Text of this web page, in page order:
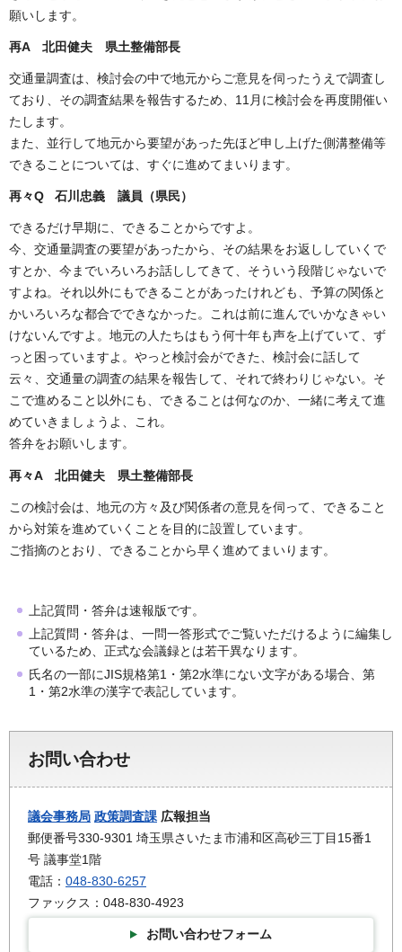
願いします。
再A 北田健夫 県土整備部長
交通量調査は、検討会の中で地元からご意見を伺ったうえで調査し
ており、その調査結果を報告するため、11月に検討会を再度開催い
たします。
また、並行して地元から要望があった先ほど申し上げた側溝整備等
できることについては、すぐに進めてまいります。
再々Q 石川忠義 議員（県民）
できるだけ早期に、できることからですよ。
今、交通量調査の要望があったから、その結果をお返ししていくで
すとか、今までいろいろお話ししてきて、そういう段階じゃないで
すよね。それ以外にもできることがあったけれども、予算の関係と
かいろいろな都合でできなかった。これは前に進んでいかなきゃい
けないんですよ。地元の人たちはもう何十年も声を上げていて、ず
っと困っていますよ。やっと検討会ができた、検討会に話して
云々、交通量の調査の結果を報告して、それで終わりじゃない。そ
こで進めること以外にも、できることは何なのか、一緒に考えて進
めていきましょうよ、これ。
答弁をお願いします。
再々A 北田健夫 県土整備部長
この検討会は、地元の方々及び関係者の意見を伺って、できること
から対策を進めていくことを目的に設置しています。
ご指摘のとおり、できることから早く進めてまいります。
上記質問・答弁は速報版です。
上記質問・答弁は、一問一答形式でご覧いただけるように編集し
ているため、正式な会議録とは若干異なります。
氏名の一部にJIS規格第1・第2水準にない文字がある場合、第
1・第2水準の漢字で表記しています。
お問い合わせ
議会事務局 政策調査課 広報担当
郵便番号330-9301 埼玉県さいたま市浦和区高砂三丁目15番1
号 議事堂1階
電話： 048-830-6257
ファックス：048-830-4923
お問い合わせフォーム